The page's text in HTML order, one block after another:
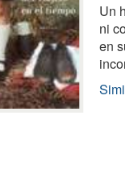
Un
ni
en